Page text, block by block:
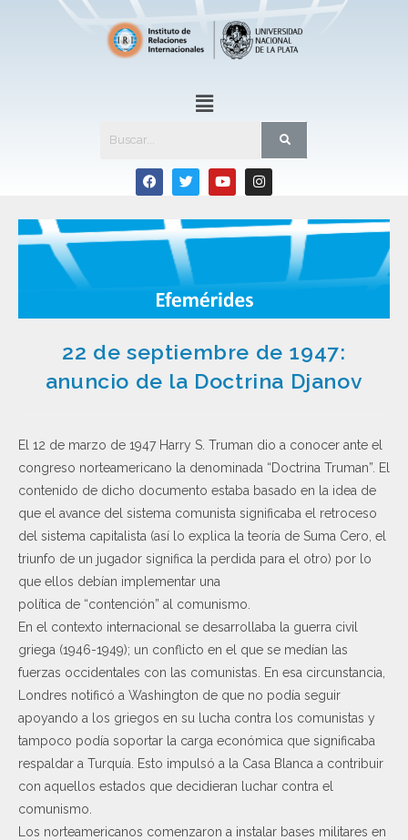
22 de septiembre de 1947:
anuncio de la Doctrina Djanov
El 12 de marzo de 1947 Harry S. Truman dio a conocer ante el
congreso norteamericano la denominada “Doctrina Truman”. El
contenido de dicho documento estaba basado en la idea de
que el avance del sistema comunista significaba el retroceso
del sistema capitalista (así lo explica la teoría de Suma Cero, el
triunfo de un jugador significa la perdida para el otro) por lo
que ellos debían implementar una
política de “contención” al comunismo.
En el contexto internacional se desarrollaba la guerra civil
griega (1946-1949); un conflicto en el que se medían las
fuerzas occidentales con las comunistas. En esa circunstancia,
Londres notificó a Washington de que no podía seguir
apoyando a los griegos en su lucha contra los comunistas y
tampoco podía soportar la carga económica que significaba
respaldar a Turquía. Esto impulsó a la Casa Blanca a contribuir
con aquellos estados que decidieran luchar contra el
comunismo.
Los norteamericanos comenzaron a instalar bases militares en